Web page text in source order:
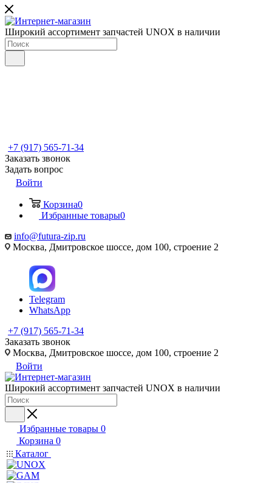
Широкий ассортимент запчастей UNOX в наличии
+7 (917) 565-71-34
Заказать звонок
Задать вопрос
Войти
Корзина0
Избранные товары0
info@futura-zip.ru
Москва, Дмитровское шоссе, дом 100, строение 2
Telegram
WhatsApp
+7 (917) 565-71-34
Заказать звонок
Москва, Дмитровское шоссе, дом 100, строение 2
Войти
Широкий ассортимент запчастей UNOX в наличии
Избранные товары 0
Корзина 0
Каталог